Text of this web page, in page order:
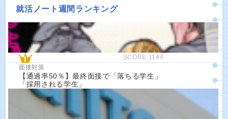
就活ノート週間ランキング
SCORE:1144
面接対策
【通過率50％】最終面接で「落ちる学生」
「採用される学生」